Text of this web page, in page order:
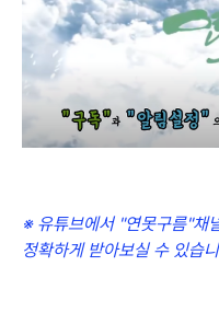
※ 유튜브에서 "연못구름"채
정확하게 받아보실 수 있습